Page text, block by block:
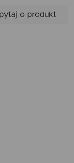
o produkt